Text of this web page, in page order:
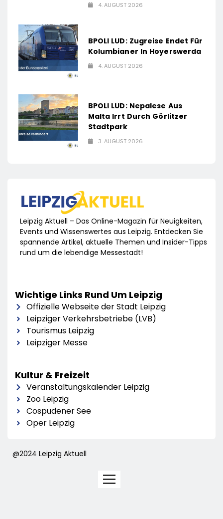
4. AUGUST 2026
BPOLI LUD: Zugreise Endet Für
Kolumbianer In Hoyerswerda
4. AUGUST 2026
BPOLI LUD: Nepalese Aus
Malta Irrt Durch Görlitzer
Stadtpark
3. AUGUST 2026
Leipzig Aktuell – Das Online-Magazin für Neuigkeiten,
Events und Wissenswertes aus Leipzig. Entdecken Sie
spannende Artikel, aktuelle Themen und Insider-Tipps
rund um die lebendige Messestadt!
Wichtige Links Rund Um Leipzig
Offizielle Webseite der Stadt Leipzig
Leipziger Verkehrsbetriebe (LVB)
Tourismus Leipzig
Leipziger Messe
Kultur & Freizeit
Veranstaltungskalender Leipzig
Zoo Leipzig
Cospudener See
Oper Leipzig
@2024 Leipzig Aktuell